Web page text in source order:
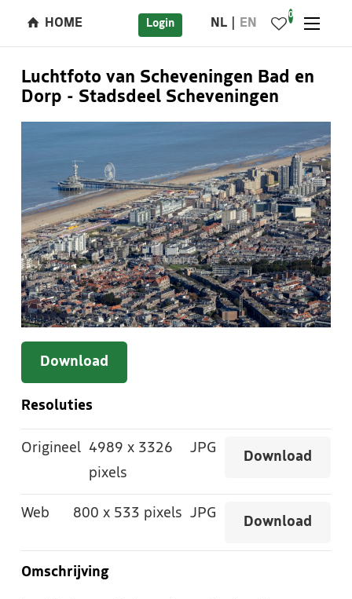
HOME Login NL EN
0
Luchtfoto van Scheveningen Bad en
Dorp - Stadsdeel Scheveningen
Download
Resoluties
Origineel 4989 x 3326
pixels
JPG
Download
Web 800 x 533 pixels JPG
Download
Omschrijving